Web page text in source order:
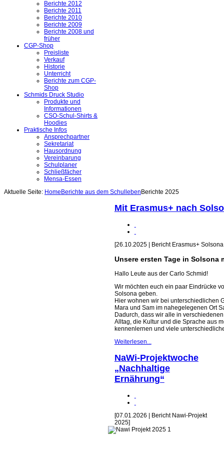
Berichte 2012
Berichte 2011
Berichte 2010
Berichte 2009
Berichte 2008 und
früher
CGP-Shop
Preisliste
Verkauf
Historie
Unterricht
Berichte zum CGP-
Shop
Schmids Druck Studio
Produkte und
Informationen
CSO-Schul-Shirts &
Hoodies
Praktische Infos
Ansprechpartner
Sekretariat
Hausordnung
Vereinbarung
Schulplaner
Schließfächer
Mensa-Essen
Aktuelle Seite: Home Berichte aus dem Schulleben Berichte 2025
Mit Erasmus+ nach
[26.10.2025 | Bericht Erasmus+
Unsere ersten Tage in Solsona
Hallo Leute aus der Carlo Schmid!
Wir möchten euch ein paar Eindrücke
Solsona geben.
Hier wohnen wir bei unterschiedlichen
Mara und Sam im nahegelegenen Ort
Dadurch, dass wir alle in
Alltag, die Kultur und die Sprache aus
kennenlernen und viele
Weiterlesen...
NaWi-Projektwoche
„Nachhaltige
Ernährung“
[07.01.2026 | Bericht Nawi-Projekt
2025]